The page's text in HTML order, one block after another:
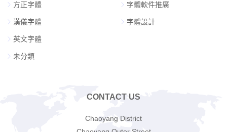
方正字體
漢儀字體
英文字體
未分類
字體軟件推廣
字體設計
CONTACT US
Chaoyang District